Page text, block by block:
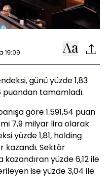
19:09
günü yüzde 1,83
tamamladı.
göre 1.591,54 puan
7,9 milyar lira olarak
yüzde 1,81, holding
kazandı. Sektör
yüzde 6,12 ile
ise yüzde 3,04 ile